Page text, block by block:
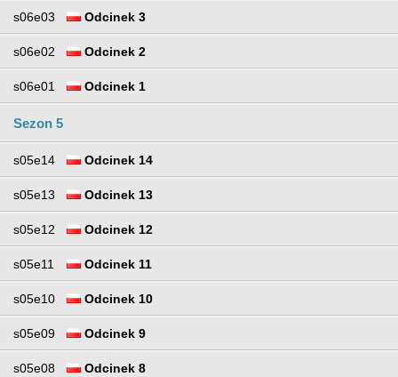
s06e03 Odcinek 3
s06e02 Odcinek 2
s06e01 Odcinek 1
Sezon 5
s05e14 Odcinek 14
s05e13 Odcinek 13
s05e12 Odcinek 12
s05e11 Odcinek 11
s05e10 Odcinek 10
s05e09 Odcinek 9
s05e08 Odcinek 8